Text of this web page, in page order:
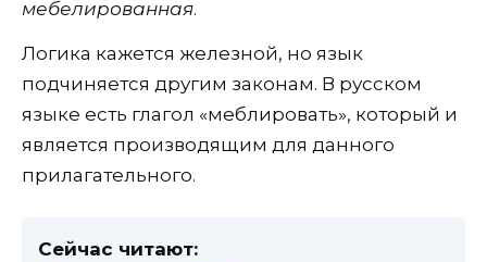
мебелированная.
Логика кажется железной, но язык
подчиняется другим законам. В русском
языке есть глагол «меблировать», который и
является производящим для данного
прилагательного.
Сейчас читают: